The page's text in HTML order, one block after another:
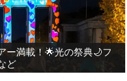
ー満載！🌟光の祭典🌙フ
ど